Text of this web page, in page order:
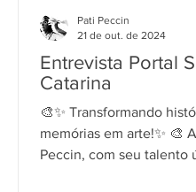
Entrevista Portal
Catarina
🎨✨ Transformando
memórias em arte!✨ 🎨
Peccin, com seu talento
Pati Peccin
21 de out. de 2024